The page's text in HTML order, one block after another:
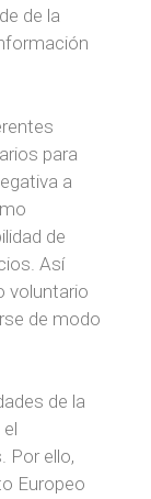
de la
para
a
de
Así
voluntario
de modo
de la
Por ello,
Europeo